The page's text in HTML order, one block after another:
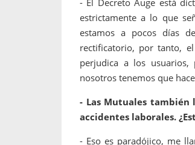
estrictamente a lo que
estamos a pocos días
rectificatorio, por tanto,
perjudica a los
nosotros tenemos que
- Las Mutuales también
accidentes laborales.
- Eso es paradójico, me